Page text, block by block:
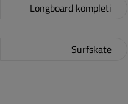
Longboard kompleti
Surfskate